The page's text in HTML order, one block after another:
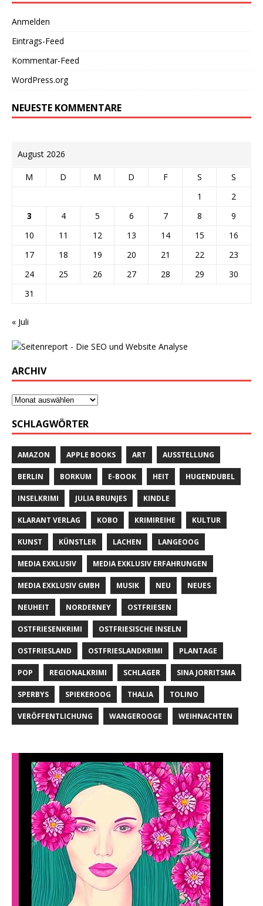
Anmelden
Eintrags-Feed
Kommentar-Feed
WordPress.org
NEUESTE KOMMENTARE
August 2026
M D M D F S
S
1
2
3
4 5 6 7 8
9
10
11 12 13 14 15
16
17
18 19 20 21 22
23
24
25 26 27 28 29
30
31
« Juli
ARCHIV
SCHLAGWÖRTER
AMAZON APPLE BOOKS ART AUSSTELLUNG
BERLIN BORKUM E-BOOK HEIT HUGENDUBEL
INSELKRIMI JULIA BRUNJES KINDLE
KLARANT VERLAG KOBO KRIMIREIHE KULTUR
KUNST KÜNSTLER LACHEN LANGEOOG
MEDIA EXKLUSIV MEDIA EXKLUSIV ERFAHRUNGEN
MEDIA EXKLUSIV GMBH MUSIK NEU NEUES
NEUHEIT NORDERNEY OSTFRIESEN
OSTFRIESENKRIMI OSTFRIESISCHE INSELN
OSTFRIESLAND OSTFRIESLANDKRIMI PLANTAGE
POP REGIONALKRIMI SCHLAGER SINA JORRITSMA
SPERBYS SPIEKEROOG THALIA TOLINO
VERÖFFENTLICHUNG WANGEROOGE WEIHNACHTEN